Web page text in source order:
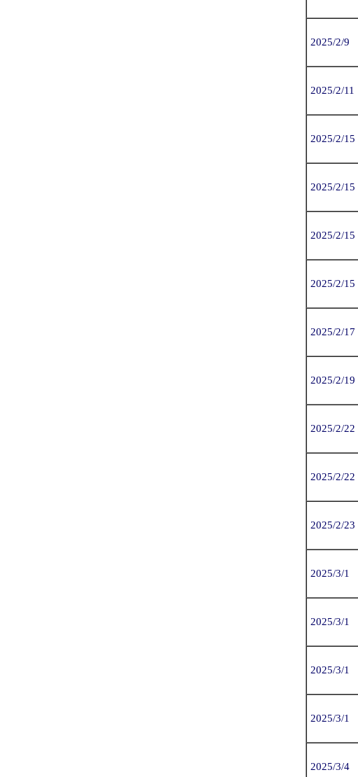
2025/2/9
2025/2/11
2025/2/15
2025/2/15
2025/2/15
2025/2/15
2025/2/17
2025/2/19
2025/2/22
2025/2/22
2025/2/23
2025/3/1
2025/3/1
2025/3/1
2025/3/1
2025/3/4